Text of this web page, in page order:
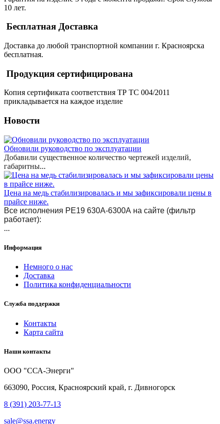
10 лет.
Бесплатная Доставка
Доставка до любой транспортной компании г. Красноярска
бесплатная.
Продукция сертифицирована
Копия сертификата соответствия ТР ТС 004/2011
прикладывается на каждое изделие
Новости
Обновили руководство по эксплуатации
Добавили существенное количество чертежей изделий,
габаритны...
Цена на медь стабилизировалась и мы зафиксировали цены в
прайсе ниже.
Все исполнения РЕ19 630А-6300А на сайте (фильтр
работает):
...
Информация
Немного о нас
Доставка
Политика конфиденциальности
Служба поддержки
Контакты
Карта сайта
Наши контакты
ООО "ССА-Энерги"
663090, Россия, Красноярский край, г. Дивногорск
8 (391) 203-77-13
sale@ssa.energy